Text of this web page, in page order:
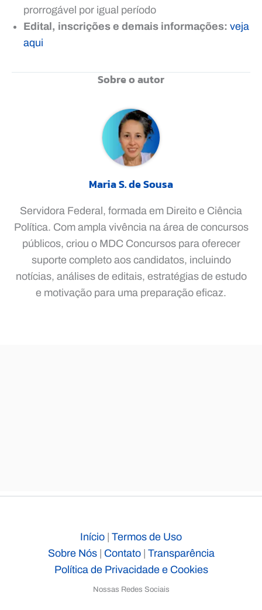
prorrogável por igual período
Edital, inscrições e demais informações: veja
aqui
Sobre o autor
Maria S. de Sousa
Servidora Federal, formada em Direito e Ciência
Política. Com ampla vivência na área de concursos
públicos, criou o MDC Concursos para oferecer
suporte completo aos candidatos, incluindo
notícias, análises de editais, estratégias de estudo
e motivação para uma preparação eficaz.
Início | Termos de Uso
Sobre Nós| Contato| Transparência
Política de Privacidade e Cookies
Nossas Redes Sociais